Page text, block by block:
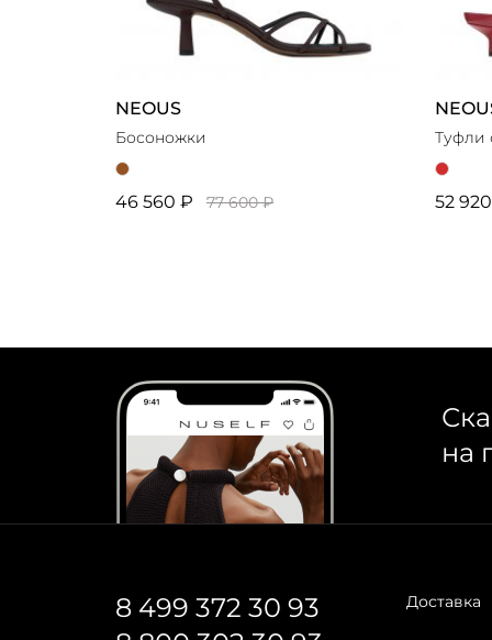
NEOUS
Босоножки
46 560 ₽ 77 600 ₽
Туфли
52
на
8 499 372 30 93
Доставка